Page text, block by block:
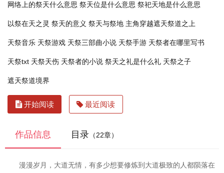
网络上的祭天什么意思 祭天位是什么意思 祭祀天地是什么意思
以祭在天之灵 祭天的意义 祭天与祭地 主角穿越遮天祭道之上
天祭音乐 天祭游戏 天祭三部曲小说 天祭手游 天祭者在哪里写书
天祭txt 天祭天伤 天祭者的小说 祭天之礼是什么礼 天祭之子
遮天祭道境界
开始阅读 最近阅读
作品信息 目录 （22章）
漫漫岁月，大道无情，有多少想要修炼到大道极致的人都陨落在